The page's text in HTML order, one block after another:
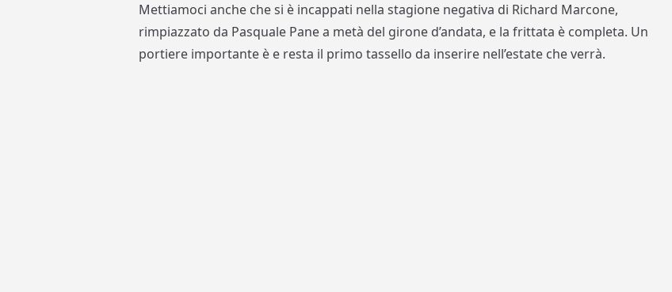
Mettiamoci anche che si è incappati nella stagione negativa di Richard Marcone,
rimpiazzato da Pasquale Pane a metà del girone d’andata, e la frittata è completa. Un
portiere importante è e resta il primo tassello da inserire nell’estate che verrà.